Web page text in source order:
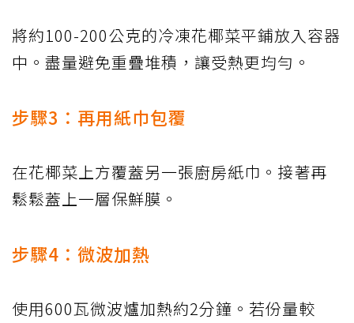
將約100-200公克的冷凍花椰菜平鋪放入容器
中。盡量避免重疊堆積，讓受熱更均勻。
步驟3：再用紙巾包覆
在花椰菜上方覆蓋另一張廚房紙巾。接著再
鬆鬆蓋上一層保鮮膜。
步驟4：微波加熱
使用600瓦微波爐加熱約2分鐘。若份量較